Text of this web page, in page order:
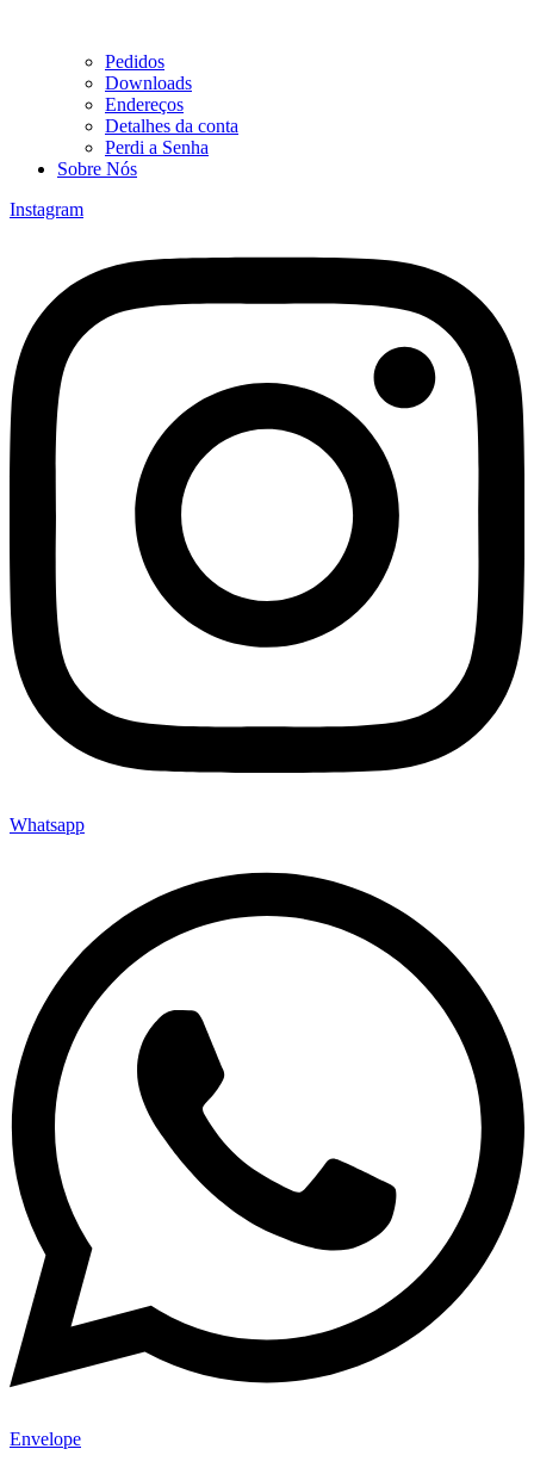
Pedidos
Downloads
Endereços
Detalhes da conta
Perdi a Senha
Sobre Nós
Instagram
Whatsapp
Envelope